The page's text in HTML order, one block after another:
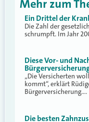
Mehr zum
Ein Drittel der
Die Zahl der
schrumpft. Im Jahr
Diese Vor- und
„Die Versicherten
kommt“, erklärt
Bürgerversicherung.…
Die besten